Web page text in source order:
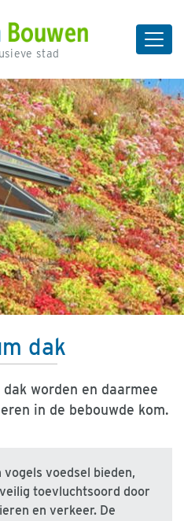
stad
dak
worden en daarmee
in de bebouwde kom.
vogels voedsel bieden,
toevluchtsoord door
en verkeer. De